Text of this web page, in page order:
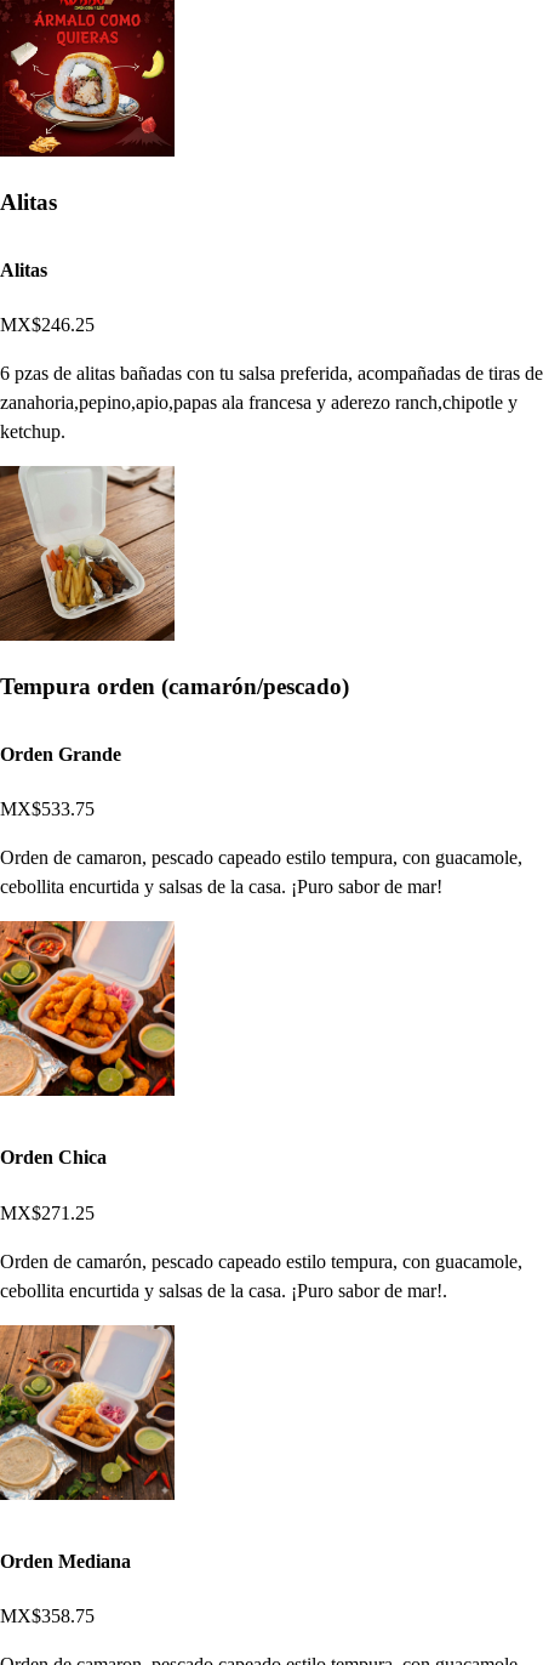
Alitas
Alitas
MX$246.25
6 pzas de alitas bañadas con tu salsa preferida, acompañadas de tiras de
zanahoria,pepino,apio,papas ala francesa y aderezo ranch,chipotle y
ketchup.
Tempura orden (camarón/pescado)
Orden Grande
MX$533.75
Orden de camaron, pescado capeado estilo tempura, con guacamole,
cebollita encurtida y salsas de la casa. ¡Puro sabor de mar!
Orden Chica
MX$271.25
Orden de camarón, pescado capeado estilo tempura, con guacamole,
cebollita encurtida y salsas de la casa. ¡Puro sabor de mar!.
Orden Mediana
MX$358.75